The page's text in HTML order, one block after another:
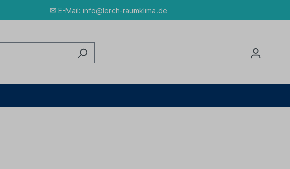
✉E-Mail: info@lerch-raumklima.de